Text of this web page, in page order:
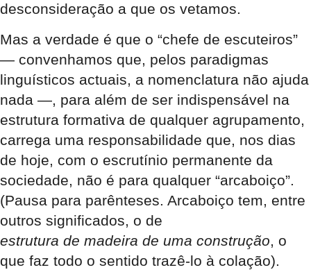
desconsideração a que os vetamos.
Mas a verdade é que o “chefe de escuteiros”
— convenhamos que, pelos paradigmas
linguísticos actuais, a nomenclatura não ajuda
nada —, para além de ser indispensável na
estrutura formativa de qualquer agrupamento,
carrega uma responsabilidade que, nos dias
de hoje, com o escrutínio permanente da
sociedade, não é para qualquer “arcaboiço”.
(Pausa para parênteses. Arcaboiço tem, entre
outros significados, o de
estrutura de madeira de uma construção, o
que faz todo o sentido trazê-lo à colação).